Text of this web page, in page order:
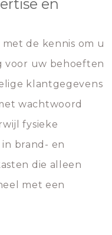
en
de kennis om u
voor uw behoeften
klantgegevens
wachtwoord
fysieke
brand- en
die alleen
met een